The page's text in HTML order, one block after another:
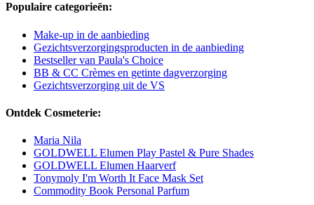
Populaire categorieën:
Make-up in de aanbieding
Gezichtsverzorgingsproducten in de aanbieding
Bestseller van Paula's Choice
BB & CC Crèmes en getinte dagverzorging
Gezichtsverzorging uit de VS
Ontdek Cosmeterie:
Maria Nila
GOLDWELL Elumen Play Pastel & Pure Shades
GOLDWELL Elumen Haarverf
Tonymoly I'm Worth It Face Mask Set
Commodity Book Personal Parfum